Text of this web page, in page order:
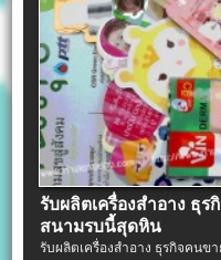
รับผลิตเครื่องสําอาง ธุ
สนามรบนี้สุดหิน
รับผลิตเครื่องสําอาง ธุรกิจคน